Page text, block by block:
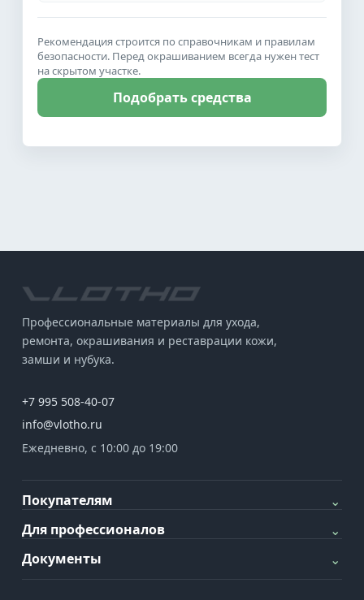
Рекомендация строится по справочникам и правилам
безопасности. Перед окрашиванием всегда нужен тест
на скрытом участке.
Подобрать средства
Профессиональные материалы для ухода,
ремонта, окрашивания и реставрации кожи,
замши и нубука.
+7 995 508-40-07
info@vlotho.ru
Ежедневно, с 10:00 до 19:00
Покупателям
⌄
Для профессионалов
⌄
Документы
⌄